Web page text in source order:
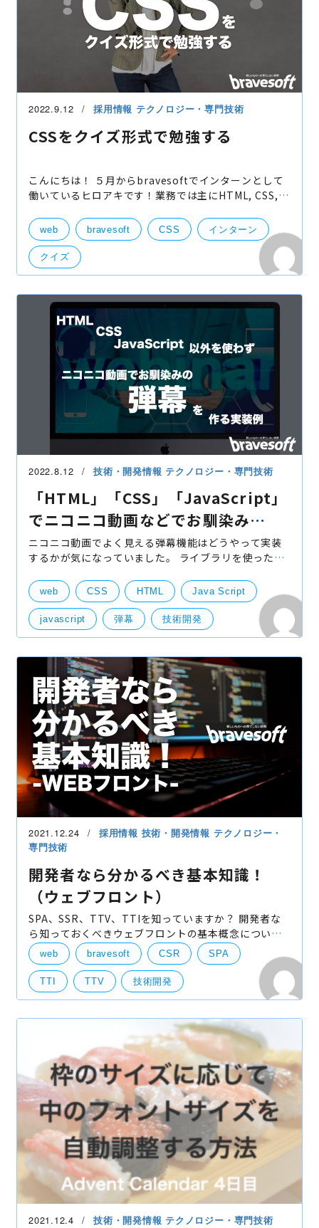
2022.9.12 採用情報 テクノロジー・専門技術
CSSをクイズ形式で勉強する
こんにちは！ ５月からbravesoftでインターンとして
働いているヒロアキです！業務では主にHTML, CSS,
発しています。今回ブログを執筆する機会を頂いたの
でCSSの
web bravesoft CSS インターン
クイズ
2022.8.12 技術・開発情報 テクノロジー・専門技術
「HTML」「CSS」「JavaScript」
でニコニコ動画などでお馴染み
の”弾幕”を作る実装例
ニコニコ動画でよく見える弾幕機能はどうやって実装
するかが気になっていました。 ライブラリを使った
スクもあります。 今回はブログでライブラリとフレー
ムワー
web CSS HTML Java Script
javascript 弾幕 技術開発
2021.12.24 採用情報 技術・開発情報 テクノロジー・
専門技術
開発者なら分かるべき基本知識！
（ウェブフロント）
SPA、SSR、TTV、TTIを知っていますか？ 開発者な
ら知っておくべきウェブフロントの基本概念について
まとめてみました。 個人的には開発者だけでなくディ
レクターやPMも以下の内容に出てくる単語を使用する
ので、概
web bravesoft CSR SPA
TTI TTV 技術開発
2021.12.4 技術・開発情報 テクノロジー・専門技術